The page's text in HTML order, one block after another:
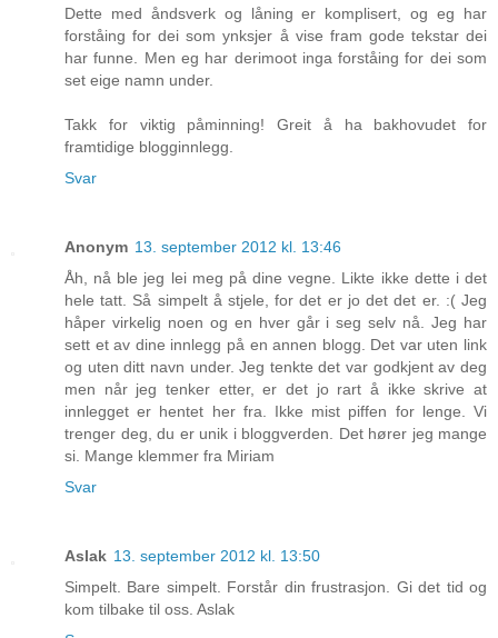
Dette med åndsverk og låning er komplisert, og eg har
forståing for dei som ynksjer å vise fram gode tekstar dei
har funne. Men eg har derimoot inga forståing for dei som
set eige namn under.
Takk for viktig påminning! Greit å ha bakhovudet for
framtidige blogginnlegg.
Svar
Anonym 13. september 2012 kl. 13:46
Åh, nå ble jeg lei meg på dine vegne. Likte ikke dette i det
hele tatt. Så simpelt å stjele, for det er jo det det er. :( Jeg
håper virkelig noen og en hver går i seg selv nå. Jeg har
sett et av dine innlegg på en annen blogg. Det var uten link
og uten ditt navn under. Jeg tenkte det var godkjent av deg
men når jeg tenker etter, er det jo rart å ikke skrive at
innlegget er hentet her fra. Ikke mist piffen for lenge. Vi
trenger deg, du er unik i bloggverden. Det hører jeg mange
si. Mange klemmer fra Miriam
Svar
Aslak 13. september 2012 kl. 13:50
Simpelt. Bare simpelt. Forstår din frustrasjon. Gi det tid og
kom tilbake til oss. Aslak